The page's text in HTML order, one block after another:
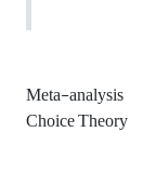
Meta-analysis
Choice Theory